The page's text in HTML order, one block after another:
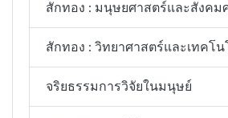
สักทอง : มนุษยศาสตร์และสังคม
สักทอง : วิทยาศาสตร์และเทคโน
จริยธรรมการวิจัยในมนุษย์